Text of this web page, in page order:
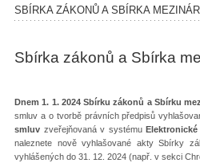
SBÍRKA ZÁKONŮ A SBÍRKA
Sbírka zákonů a Sbírka
Dnem 1. 1. 2024 Sbírku zákonů a Sbírku
smluv a o tvorbě právních předpisů
smluv zveřejňovaná v systému
naleznete nově vyhlašované akty Sbírky
vyhlášených do 31. 12. 2024 (např. v sekci